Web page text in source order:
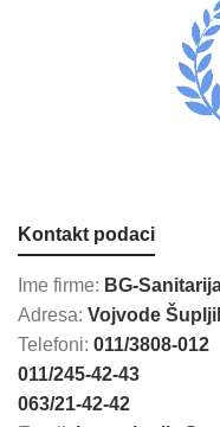
Kontakt podaci
Ime firme: BG-
Adresa: Vojvode
Telefoni: 011/3808-012
011/245-42-43
063/21-42-42